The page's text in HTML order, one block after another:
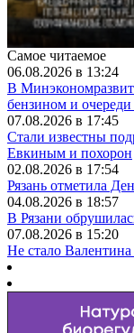
Самое читаемое
06.08.2026 в 13:24
В
бензином и
07.08.2026 в 17:45
Стали известны
Евкиным и похорон
02.08.2026 в 17:54
Рязань отметила
04.08.2026 в 18:57
В Рязани
07.08.2026 в 15:20
Не стало